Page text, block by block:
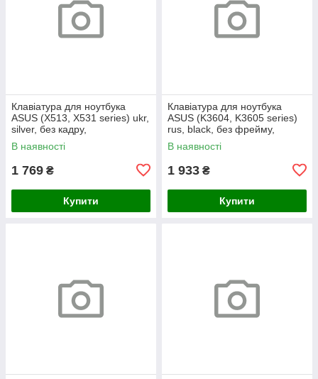
Клавіатура для ноутбука
ASUS (X513, X531 series) ukr,
silver, без кадру,
підсвічування клавіш
В наявності
1 769 ₴
Купити
Клавіатура для ноутбука
ASUS (K3604, K3605 series)
rus, black, без фрейму,
підсвічування клавіш
В наявності
1 933 ₴
Купити